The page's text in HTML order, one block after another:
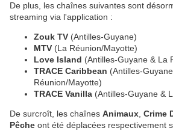
De plus, les chaînes suivantes sont
streaming via l'application :
Zouk TV (Antilles-Guyane)
MTV (La Réunion/Mayotte)
Love Island (Antilles-Guyane & La
TRACE Caribbean (Antilles-
Réunion/Mayotte)
TRACE Vanilla (Antilles-Guyane &
De surcroît, les chaînes Animaux Crime
Pêche ont été déplacées respectivement